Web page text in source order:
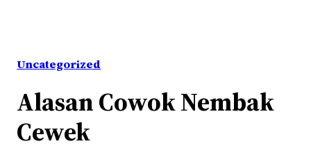
Uncategorized
Alasan Cowok Nembak
Cewek